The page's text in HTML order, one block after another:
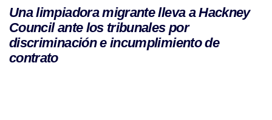
Una limpiadora migrante lleva a Hackney
Council ante los tribunales por
discriminación e incumplimiento de
contrato